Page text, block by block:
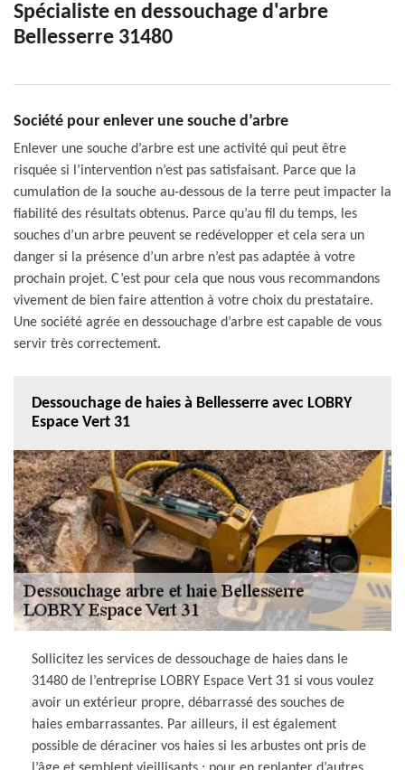
Spécialiste en dessouchage d'arbre
Bellesserre 31480
Société pour enlever une souche d’arbre
Enlever une souche d’arbre est une activité qui peut être
risquée si l’intervention n’est pas satisfaisant. Parce que la
cumulation de la souche au-dessous de la terre peut impacter la
fiabilité des résultats obtenus. Parce qu’au fil du temps, les
souches d’un arbre peuvent se redévelopper et cela sera un
danger si la présence d’un arbre n’est pas adaptée à votre
prochain projet. C’est pour cela que nous vous recommandons
vivement de bien faire attention à votre choix du prestataire.
Une société agrée en dessouchage d’arbre est capable de vous
servir très correctement.
Dessouchage de haies à Bellesserre avec LOBRY
Espace Vert 31
Sollicitez les services de dessouchage de haies dans le
31480 de l’entreprise LOBRY Espace Vert 31 si vous voulez
avoir un extérieur propre, débarrassé des souches de
haies embarrassantes. Par ailleurs, il est également
possible de déraciner vos haies si les arbustes ont pris de